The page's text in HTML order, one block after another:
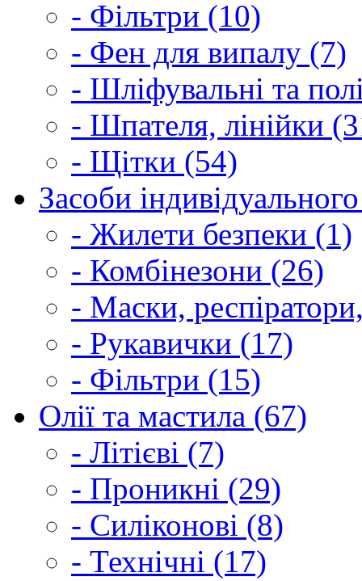
- Фільтри (10)
- Фен для випалу (7)
- Шліфувальні та
- Шпателя, лінійки
- Щітки (54)
Засоби
- Жилети безпеки (1)
- Комбінезони (26)
- Маски,
- Рукавички (17)
- Фільтри (15)
Олії та мастила (67)
- Літієві (7)
- Проникні (29)
- Силіконові (8)
- Технічні (17)